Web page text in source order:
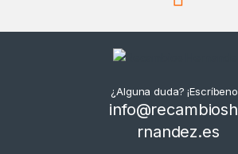
¿Alguna duda?
rnandez.es